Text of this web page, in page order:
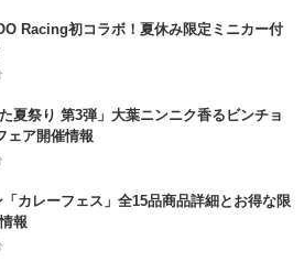
Racing初コラボ！夏休み限定ミニカー付
夏祭り 第3弾」大葉ニンニク香るビンチョ
ェア開催情報
「カレーフェス」全15品商品詳細とお得な限
報